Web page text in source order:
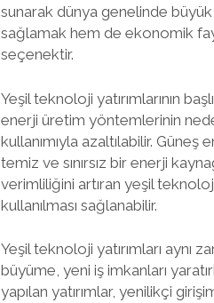
sunarak dünya genelinde büyük
sağlamak hem de ekonomik
seçenektir.
Yeşil teknoloji yatırımlarının
enerji üretim yöntemlerinin
kullanımıyla azaltılabilir.
temiz ve sınırsız bir enerji
verimliliğini artıran yeşil
kullanılması sağlanabilir.
Yeşil teknoloji yatırımları aynı
büyüme, yeni iş imkanları
yapılan yatırımlar, yenilikçi